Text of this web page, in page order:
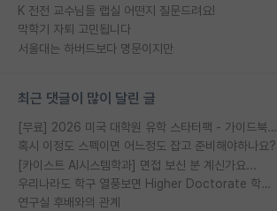
K 전전 교수님들 랩실 어떤지 질문드려요!
막학기 자퇴 고민됩니다
서울대는 하버드보다 명문이지만
최근 댓글이 많이 달린 글
[무료] 2026 미국 대학원 유학 스타터팩 - 가이드북 & 합격자 컨택메일 템플릿
혹시 이정도 스펙이면 어느정도 잡고 준비해야하나요?
[카이스트 AI시스템학과] 면접 보신 분 계신가요...
우리나라도 학구 열풍보면 Higher Doctorate 학위가 필요하다고 봅니다.
연구실 후배와의 관계